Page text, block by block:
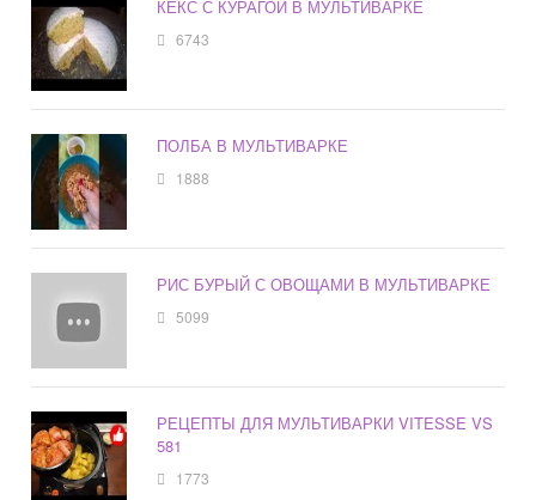
КЕКС С КУРАГОЙ В МУЛЬТИВАРКЕ
6743
ПОЛБА В МУЛЬТИВАРКЕ
1888
РИС БУРЫЙ С ОВОЩАМИ В МУЛЬТИВАРКЕ
5099
РЕЦЕПТЫ ДЛЯ МУЛЬТИВАРКИ VITESSE VS
581
1773